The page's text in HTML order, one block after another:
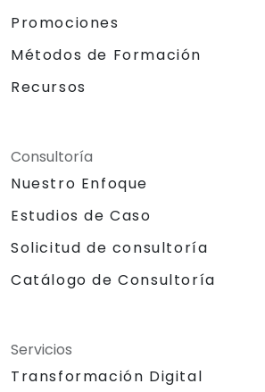
Promociones
Métodos de Formación
Recursos
Consultoría
Nuestro Enfoque
Estudios de Caso
Solicitud de consultoría
Catálogo de Consultoría
Servicios
Transformación Digital